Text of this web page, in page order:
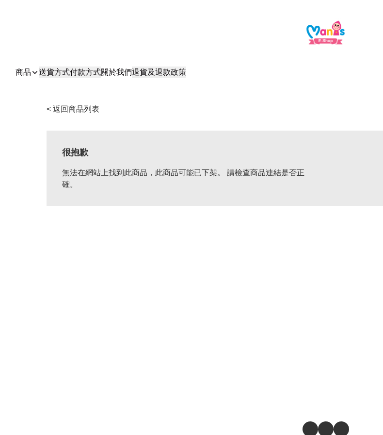
商品 送貨方式付款方式關於我們退貨及退款政策
< 返回商品列表
很抱歉
無法在網站上找到此商品，此商品可能已下架。 請檢查商品連結是否正
確。